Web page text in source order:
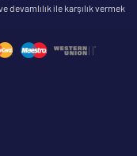
ile karşılık vermek